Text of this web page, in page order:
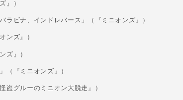
』）
ラビナ、インドレバース」（『ミニオンズ』）
ンズ』）
ズ』）
（『ミニオンズ』）
盗グルーのミニオン大脱走』）